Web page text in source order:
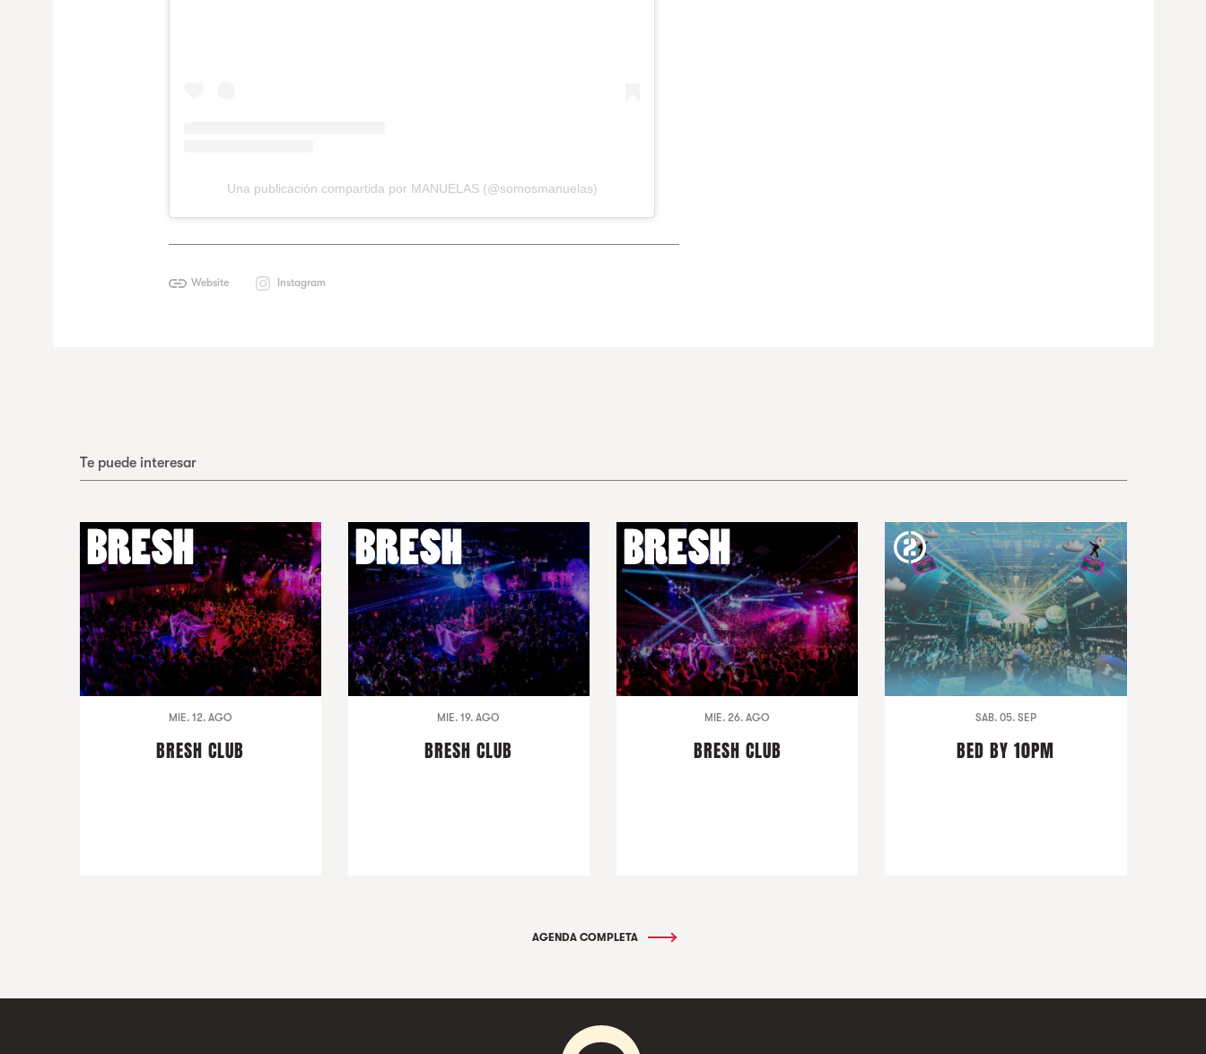
Una publicación compartida por MANUELAS (@somosmanuelas)
Website Instagram
Te puede interesar
MIE. 12. AGO
BRESH CLUB
MIE. 19. AGO
BRESH CLUB
MIE. 26. AGO
BRESH CLUB
SAB. 05. SEP
BED BY 10PM
AGENDA COMPLETA